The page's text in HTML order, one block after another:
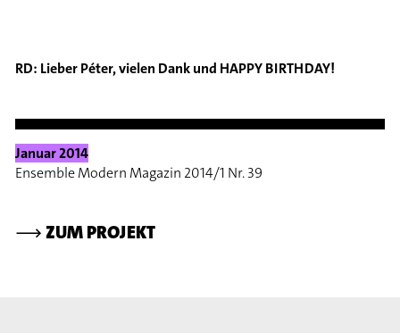
Januar 2014
Ensemble Modern Magazin 2014/1 Nr. 39
⟶ZUM PROJEKT
RD: Lieber Péter, vielen Dank und HAPPY BIRTHDAY!